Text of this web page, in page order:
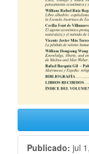
Publicado: jul